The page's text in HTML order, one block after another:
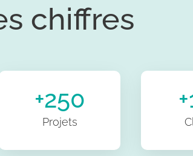
chiffres
+250
Projets